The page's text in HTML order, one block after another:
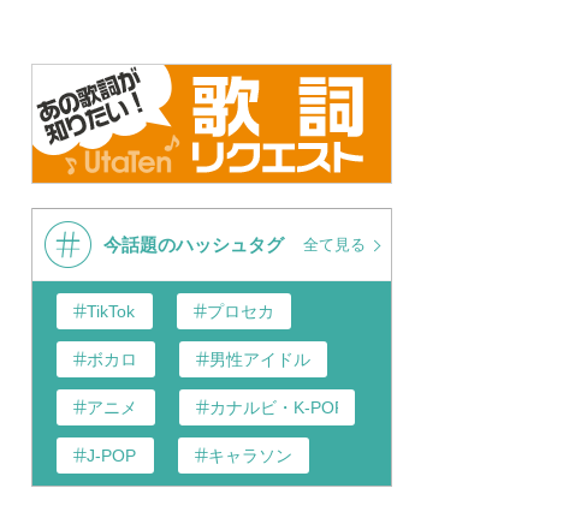
今話題のハッシュタグ 全て見る
TikTok プロセカ
ボカロ 男性アイドル
アニメ カナルビ・K-POP和訳
J-POP キャラソン